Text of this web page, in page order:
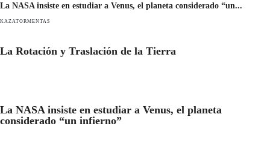
La NASA insiste en estudiar a Venus, el planeta considerado “un...
KAZATORMENTAS
La Rotación y Traslación de la Tierra
La NASA insiste en estudiar a Venus, el planeta
considerado “un infierno”